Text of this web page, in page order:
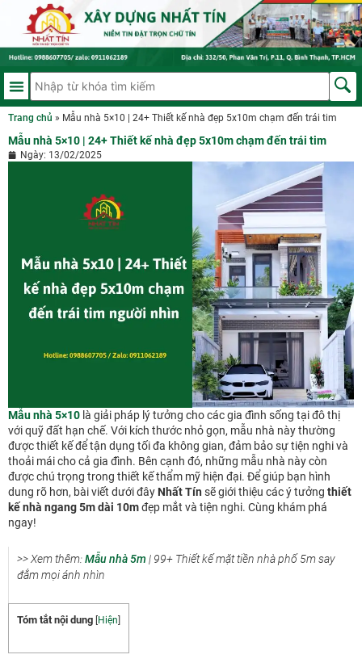
Trang chủ » Mẫu nhà 5×10 | 24+ Thiết kế nhà đẹp 5x10m chạm đến trái tim
Mẫu nhà 5×10 | 24+ Thiết kế nhà đẹp 5x10m chạm đến trái tim
Ngày: 13/02/2025
Mẫu nhà 5×10 là giải pháp lý tưởng cho các gia đình sống tại đô thị
với quỹ đất hạn chế. Với kích thước nhỏ gọn, mẫu nhà này thường
được thiết kế để tận dụng tối đa không gian, đảm bảo sự tiện nghi và
thoải mái cho cả gia đình. Bên cạnh đó, những mẫu nhà này còn
được chú trọng trong thiết kế thẩm mỹ hiện đại. Để giúp bạn hình
dung rõ hơn, bài viết dưới đây Nhất Tín sẽ giới thiệu các ý tưởng thiết
kế nhà ngang 5m dài 10mđẹp mắt và tiện nghi. Cùng khám phá
ngay!
>> Xem thêm:Mẫu nhà 5m | 99+ Thiết kế mặt tiền nhà phố 5m say
đắm mọi ánh nhìn
Tóm tắt nội dung Hiện